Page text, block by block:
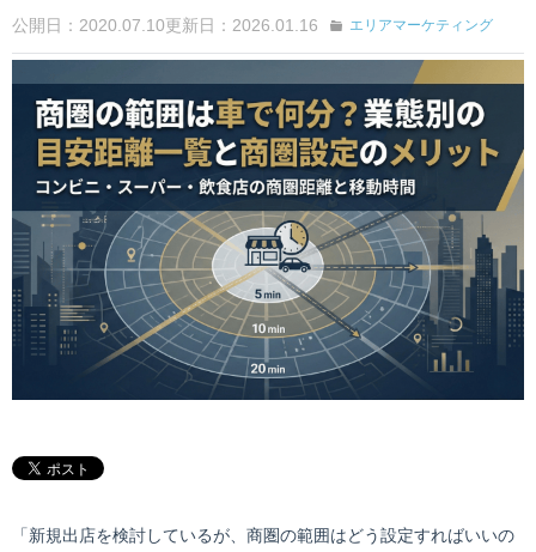
公開日：2020.07.10更新日：2026.01.16 エリアマーケティング
「新規出店を検討しているが、商圏の範囲はどう設定すればいいの